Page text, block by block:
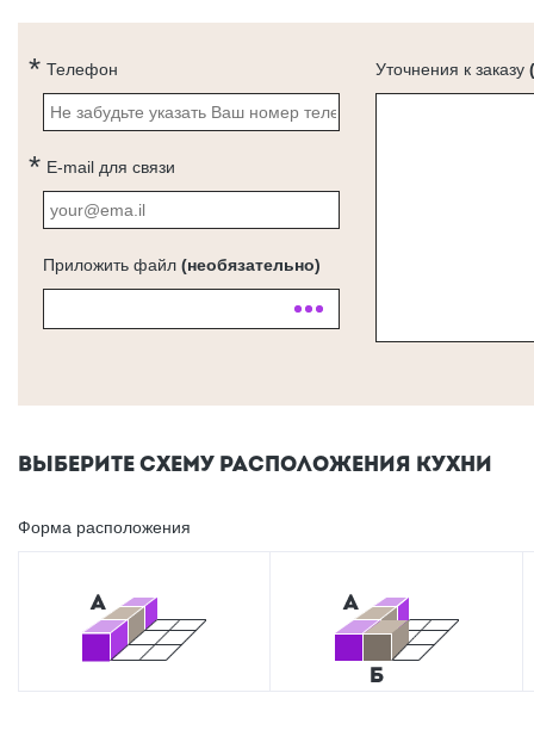
Телефон
E-mail для связи
Приложить файл (необязательно)
Уточнения к заказу
ВЫБЕРИТЕ СХЕМУ РАСПОЛОЖЕНИЯ КУХНИ
Форма расположения